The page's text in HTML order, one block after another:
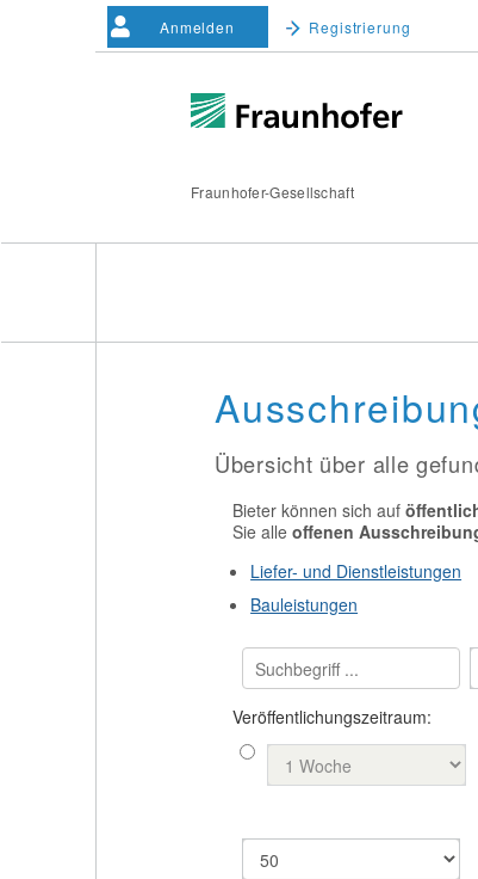
Fraunhofer-Gesellschaft
Anmelden Registrierung
Übersicht über alle
Bieter können sich auf
Sie alleoffenen
Liefer- und Dienstleistungen
Bauleistungen
Veröffentlichungszeitraum: